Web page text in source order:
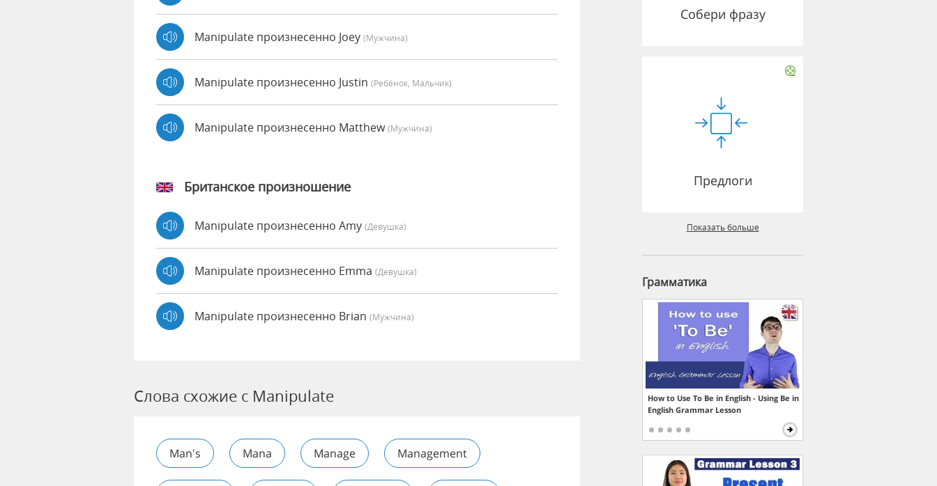
Manipulate произнесенно Joey (мужчина)
Manipulate произнесенно Justin (Ребёнок, Мальчик)
Manipulate произнесенно Matthew(мужчина)
Британское произношение
Manipulate произнесенно Amy (девушка)
Manipulate произнесенно Emma (девушка)
Manipulate произнесенно Brian (мужчина)
Слова схожие с Manipulate
Man's Mana Manage Management
Собери фразу
Предлоги
Показать больше
Грамматика
How to Use To Be in English - Using Be in
English Grammar Lesson